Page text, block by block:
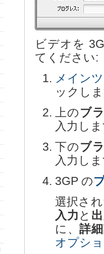
ビデオを
てください:
メイン
ックし
上のブ
入力し
下のブ
入力し
3GP の
選択さ
入力 と
に、詳
オプシ